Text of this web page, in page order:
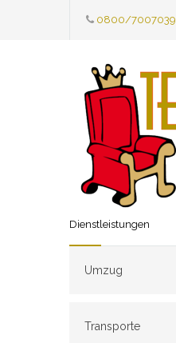
0800/7007039
Dienstleistungen
Umzug
Transporte